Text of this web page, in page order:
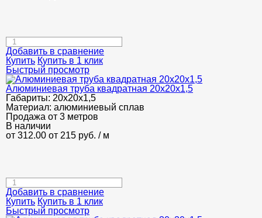
Добавить в сравнение
Купить Купить в 1 клик
Быстрый просмотр
Алюминиевая труба квадратная 20х20х1,5
Габариты: 20х20х1,5
Материал: алюминиевый сплав
Продажа от 3 метров
В наличии
от 312.00 от 215 руб. / м
Добавить в сравнение
Купить Купить в 1 клик
Быстрый просмотр